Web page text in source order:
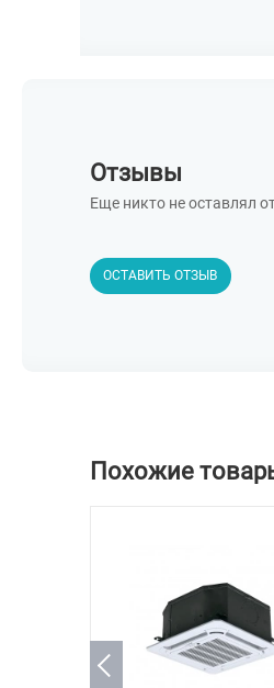
Отзывы
Еще никто не оставлял
ОСТАВИТЬ ОТЗЫВ
Похожие